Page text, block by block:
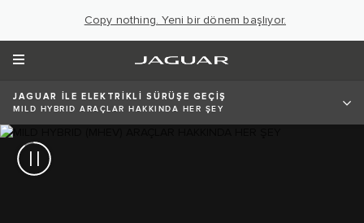
Copy nothing. Yeni bir dönem başlıyor.
JAGUAR İLE ELEKTRİKLİ SÜRÜŞE GEÇİŞ
MILD HYBRID ARAÇLAR HAKKINDA HER ŞEY